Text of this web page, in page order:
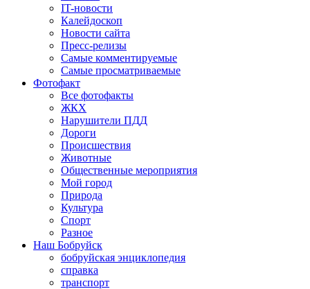
IT-новости
Калейдоскоп
Новости сайта
Пресс-релизы
Самые комментируемые
Самые просматриваемые
Фотофакт
Все фотофакты
ЖКХ
Нарушители ПДД
Дороги
Происшествия
Животные
Общественные мероприятия
Мой город
Природа
Культура
Спорт
Разное
Наш Бобруйск
бобруйская энциклопедия
справка
транспорт